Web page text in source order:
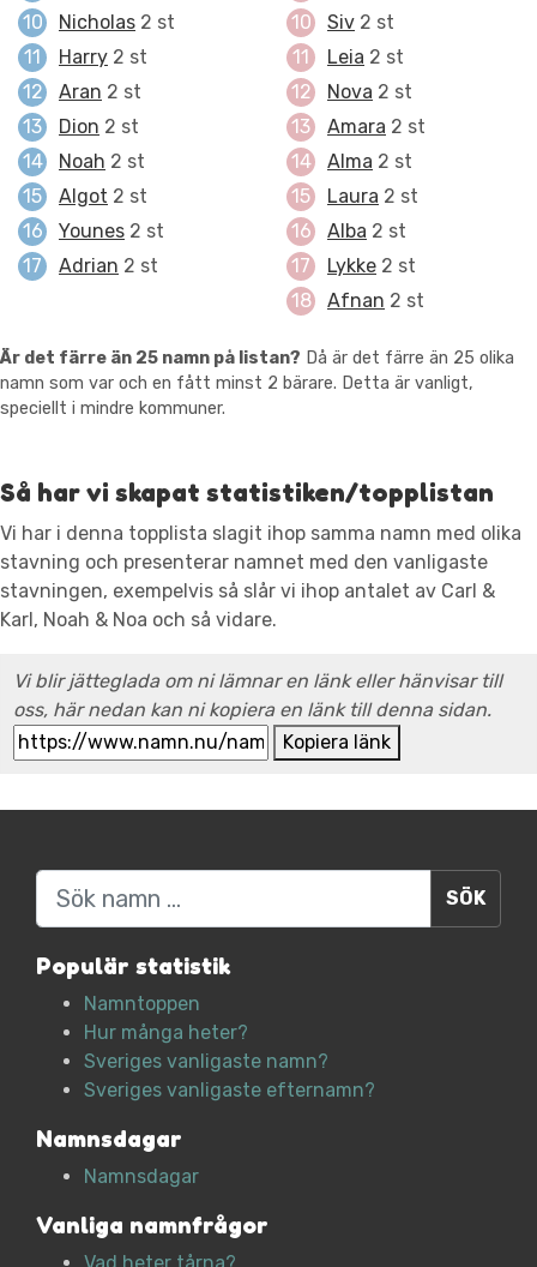
Nicholas 2 st
Harry 2 st
Aran 2 st
Dion 2 st
Noah 2 st
Algot 2 st
Younes 2 st
Adrian 2 st
Siv 2 st
Leia 2 st
Nova 2 st
Amara 2 st
Alma 2 st
Laura 2 st
Alba 2 st
Lykke 2 st
Afnan 2 st
Är det färre än 25 namn på listan? Då är det färre än 25 olika
namn som var och en fått minst 2 bärare. Detta är vanligt,
speciellt i mindre kommuner.
Så har vi skapat statistiken/topplistan
Vi har i denna topplista slagit ihop samma namn med olika
stavning och presenterar namnet med den vanligaste
stavningen, exempelvis så slår vi ihop antalet av Carl &
Karl, Noah & Noa och så vidare.
Vi blir jätteglada om ni lämnar en länk eller hänvisar till
oss, här nedan kan ni kopiera en länk till denna sidan.
Kopiera länk
Sök
Populär statistik
Namntoppen
Hur många heter?
Sveriges vanligaste namn?
Sveriges vanligaste efternamn?
Namnsdagar
Namnsdagar
Vanliga namnfrågor